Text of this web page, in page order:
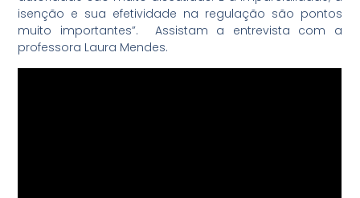
isenção e sua efetividade na regulação são pontos
muito importantes”. Assistam a entrevista com a
professora Laura Mendes.